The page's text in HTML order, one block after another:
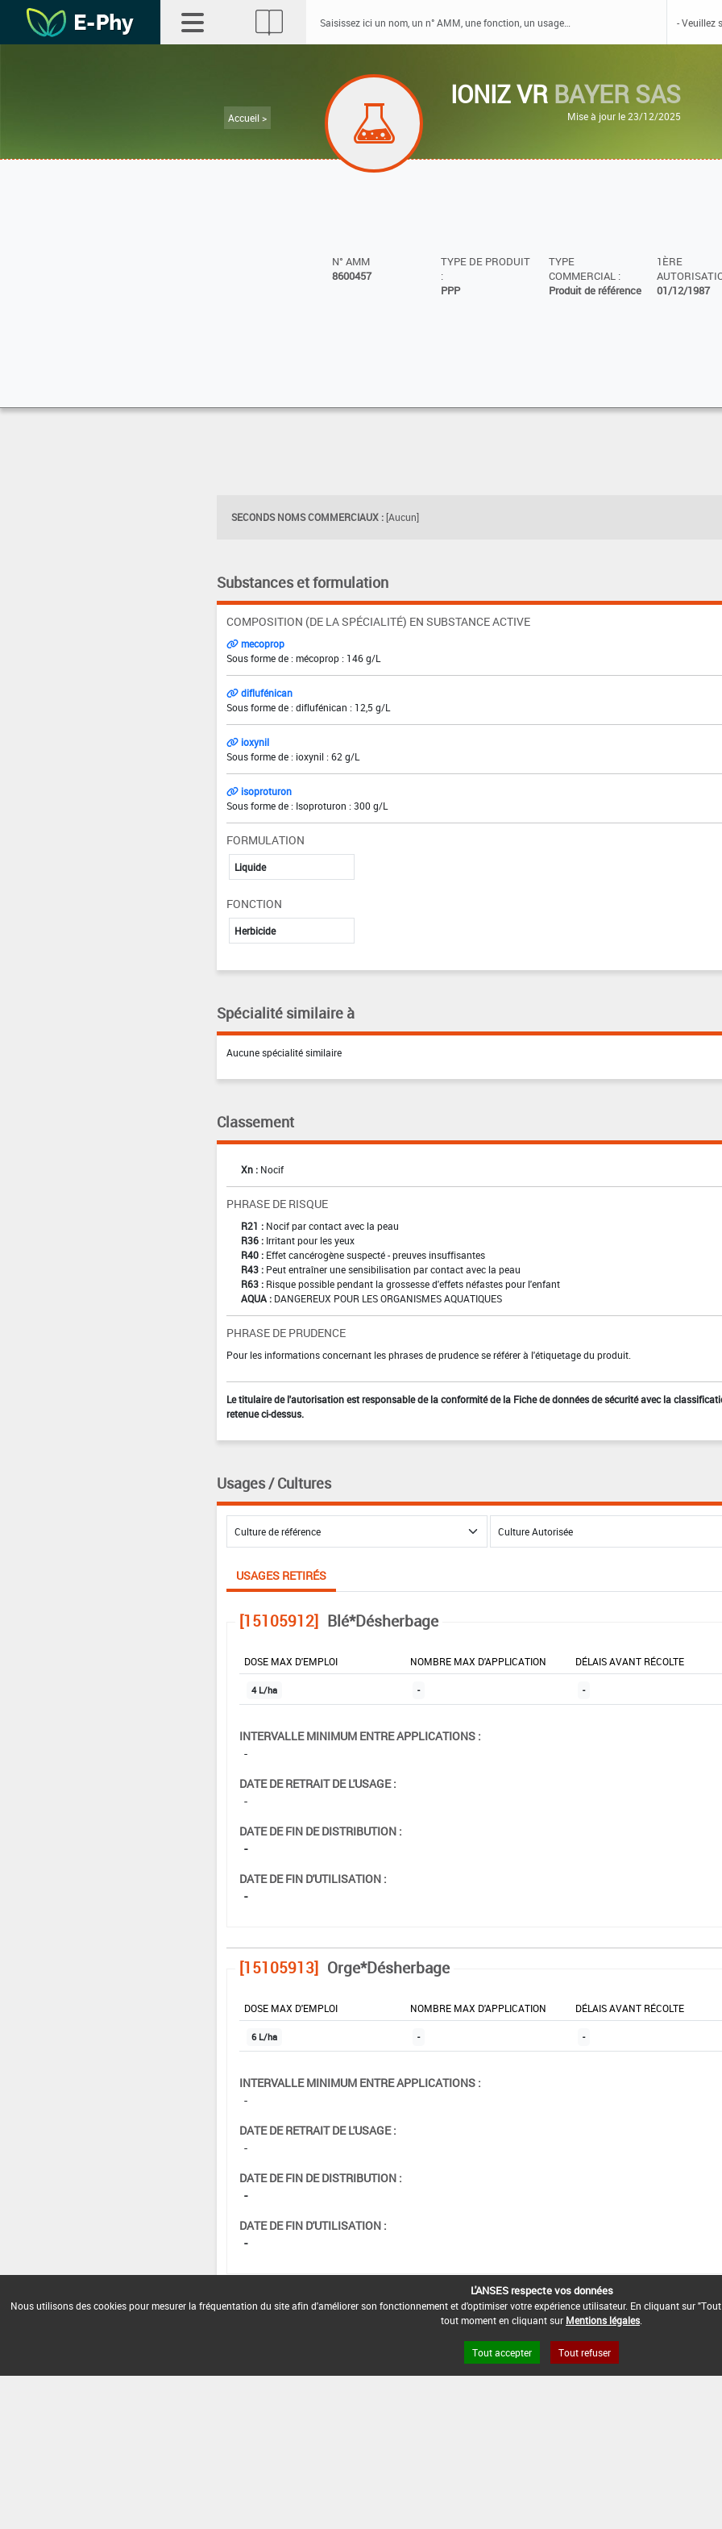
Accueil >
IONIZ VR BAYER SAS
Mise à jour le 23/12/2025
N° AMM
8600457
TYPE DE PRODUIT
:
PPP
TYPE
COMMERCIAL :
Produit de référence
1ÈRE
01/12/1987
SECONDS NOMS COMMERCIAUX : [Aucun]
Substances et formulation
COMPOSITION (DE LA SPÉCIALITÉ) EN SUBSTANCE ACTIVE
mecoprop
Sous forme de : mécoprop : 146 g/L
diflufénican
Sous forme de : diflufénican : 12,5 g/L
ioxynil
Sous forme de : ioxynil : 62 g/L
isoproturon
Sous forme de : Isoproturon : 300 g/L
FORMULATION
Liquide
FONCTION
Herbicide
Spécialité similaire à
Aucune spécialité similaire
Classement
Xn : Nocif
PHRASE DE RISQUE
R21 : Nocif par contact avec la peau
R36 : Irritant pour les yeux
R40 : Effet cancérogène suspecté - preuves insuffisantes
R43 : Peut entraîner une sensibilisation par contact avec la peau
R63 : Risque possible pendant la grossesse d'effets néfastes pour l'enfant
AQUA : DANGEREUX POUR LES ORGANISMES AQUATIQUES
PHRASE DE PRUDENCE
Pour les informations concernant les phrases de prudence se référer à l'étiquetage du produit.
Le titulaire de l'autorisation est responsable de la conformité de la Fiche de données de sécurité avec la
retenue ci-dessus.
Usages / Cultures
USAGES RETIRÉS
[15105912] Blé*Désherbage
DOSE MAX D'EMPLOI NOMBRE MAX D'APPLICATION DÉLAIS AVANT RÉCOLTE
4 L/ha - -
INTERVALLE MINIMUM ENTRE APPLICATIONS :
-
DATE DE RETRAIT DE L'USAGE :
-
DATE DE FIN DE DISTRIBUTION :
-
DATE DE FIN D'UTILISATION :
-
[15105913] Orge*Désherbage
DOSE MAX D'EMPLOI NOMBRE MAX D'APPLICATION DÉLAIS AVANT RÉCOLTE
6 L/ha - -
INTERVALLE MINIMUM ENTRE APPLICATIONS :
-
DATE DE RETRAIT DE L'USAGE :
-
DATE DE FIN DE DISTRIBUTION :
-
DATE DE FIN D'UTILISATION :
-
L'ANSES respecte vos données
Nous utilisons des cookies pour mesurer la fréquentation du site afin d'améliorer son fonctionnement et d'optimiser votre expérience utilisateur. En cliquant sur
tout moment en cliquant sur Mentions légales
Tout accepter Tout refuser